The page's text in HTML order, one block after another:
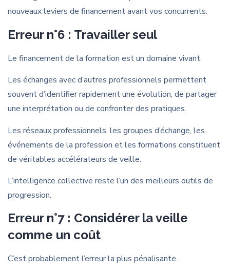
nouveaux leviers de financement avant vos concurrents.
Erreur n°6 : Travailler seul
Le financement de la formation est un domaine vivant.
Les échanges avec d’autres professionnels permettent
souvent d’identifier rapidement une évolution, de partager
une interprétation ou de confronter des pratiques.
Les réseaux professionnels, les groupes d’échange, les
événements de la profession et les formations constituent
de véritables accélérateurs de veille.
L’intelligence collective reste l’un des meilleurs outils de
progression.
Erreur n°7 : Considérer la veille
comme un coût
C’est probablement l’erreur la plus pénalisante.